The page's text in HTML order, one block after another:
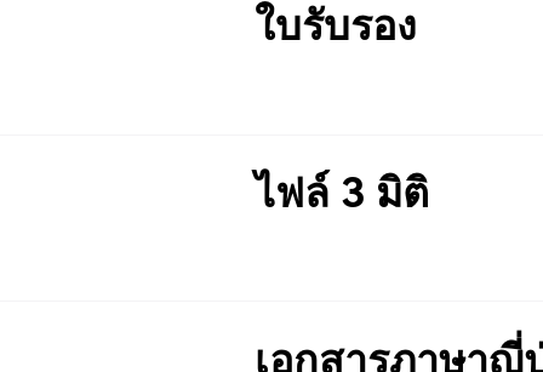
ใบรับรอง
ไฟล์ 3 มิติ
เอกสารภาษาญี่